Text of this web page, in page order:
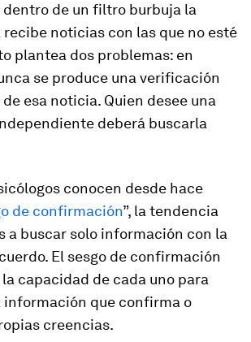
dentro de un filtro burbuja la
noticias con las que no esté
plantea dos problemas: en
se produce una verificación
esa noticia. Quien desee una
deberá buscarla
conocen desde hace
de confirmación”, la tendencia
a buscar solo información con la
El sesgo de confirmación
capacidad de cada uno para
información que confirma o
creencias.